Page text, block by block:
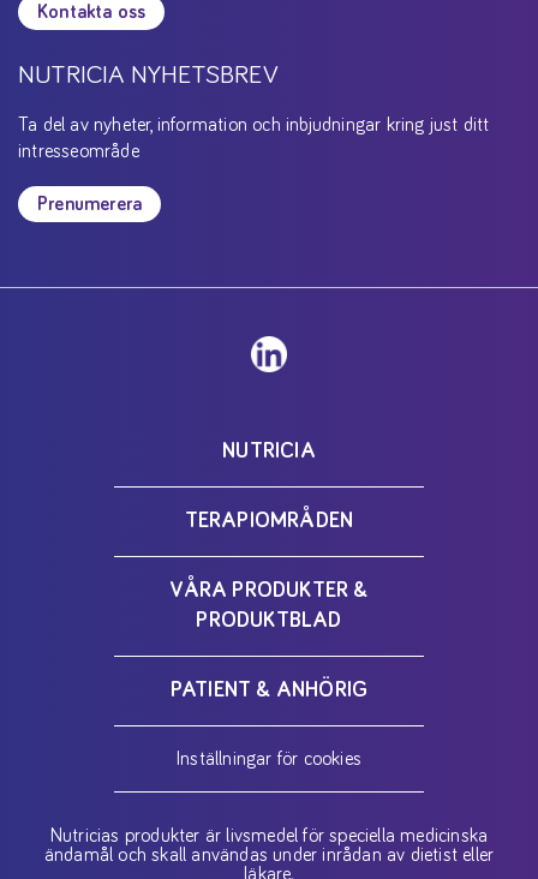
Kontakta oss
NUTRICIA NYHETSBREV
Ta del av nyheter, information och inbjudningar kring just ditt
intresseområde
Prenumerera
NUTRICIA
TERAPIOMRÅDEN
VÅRA PRODUKTER &
PRODUKTBLAD
PATIENT & ANHÖRIG
Inställningar för cookies
Nutricias produkter är livsmedel för speciella medicinska
ändamål och skall användas under inrådan av dietist eller
läkare.